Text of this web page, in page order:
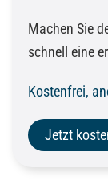
Machen Sie
schnell eine
Kostenfrei,
Jetzt